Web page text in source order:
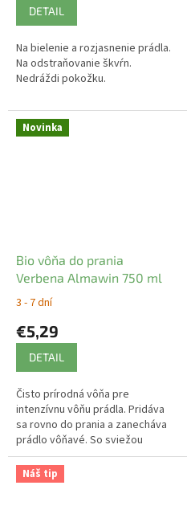
DETAIL
Na bielenie a rozjasnenie prádla.
Na odstraňovanie škvŕn.
Nedráždi pokožku.
Novinka
Bio vôňa do prania
Verbena Almawin 750 ml
3 - 7 dní
€5,29
DETAIL
Čisto prírodná vôňa pre
intenzívnu vôňu prádla. Pridáva
sa rovno do prania a zanecháva
prádlo vôňavé. So sviežou
vôňou Verbeny.
Náš tip